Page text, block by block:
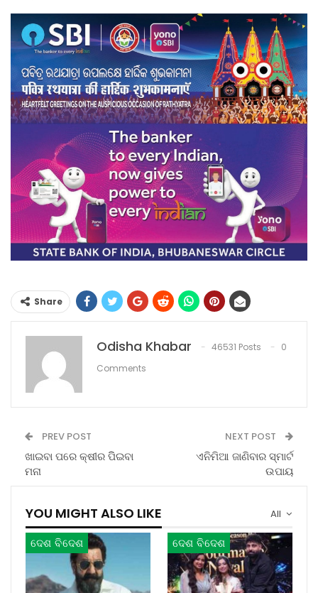
Share
Odisha Khabar 46531 Posts
0
Comments
PREV POST
ଖାଇବା ପରେ କ୍ଷୀର ପିିଇବା
ମନା
NEXT POST
ଏନିମିଆ ଜାଣିବାର ସ୍ମାର୍ଟ
ଉପାୟ
All
YOU MIGHT ALSO LIKE
ଦେଶ ବିଦେଶ ଦେଶ ବିଦେଶ